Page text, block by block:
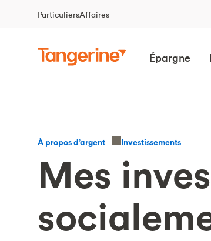
ParticuliersAffaires
Épargne
À propos d’argent Investissements
Mes